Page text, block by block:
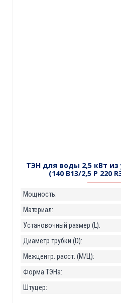
ТЭН для воды 2,5 кВт из
(140 В13/2,5 P 220
Мощность:
Материал:
Установочный размер (L):
Диаметр трубки (D):
Межцентр. расст. (М/Ц):
Форма ТЭНа:
Штуцер: